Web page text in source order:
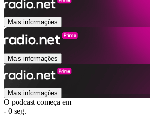
Mais informações
Mais informações
Mais informações
O podcast começa em
- 0 seg.